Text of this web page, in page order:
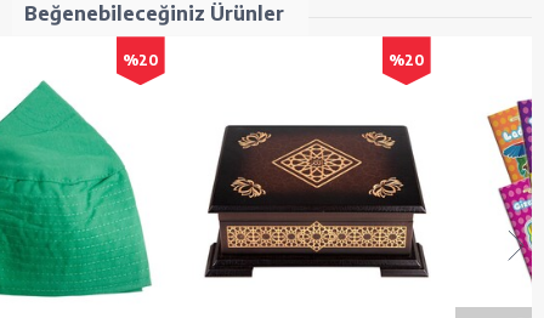
Beğenebileceğiniz Ürünler